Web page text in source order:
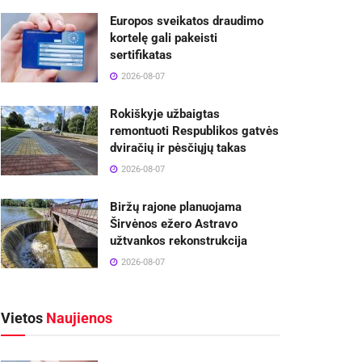
Europos sveikatos draudimo
kortelę gali pakeisti
sertifikatas
2026-08-07
Rokiškyje užbaigtas
remontuoti Respublikos gatvės
dviračių ir pėsčiųjų takas
2026-08-07
Biržų rajone planuojama
Širvėnos ežero Astravo
užtvankos rekonstrukcija
2026-08-07
Vietos Naujienos